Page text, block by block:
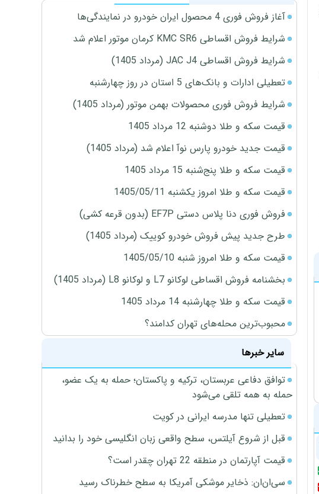
آغاز فروش فوری 4 محصول ایران خودرو در نمایندگی‌ها
شرایط فروش اقساطی KMC SR6 کرمان موتور اعلام شد
شرایط فروش اقساطی JAC J4 (مرداد 1405)
تعطیلی ادارات و بانک‌های 5 استان در روز چهارشنبه
شرایط فروش فوری محصولات بهمن موتور (مرداد 1405)
قیمت سکه و طلا دوشنبه 12 مرداد 1405
قیمت جدید خودرو پارس نوآ اعلام شد (مرداد 1405)
قیمت سکه و طلا پنج‌شنبه 15 مرداد 1405
قیمت سکه و طلا امروز یکشنبه 1405/05/11
فروش فوری دنا پلاس دستی EF7P (بدون قرعه کشی)
طرح جدید پیش فروش خودرو کوییک (مرداد 1405)
قیمت سکه و طلا امروز شنبه 1405/05/10
بخشنامه فروش اقساطی لوکانو L7 و لوکانو L8 (مرداد 1405)
قیمت سکه و طلا چهارشنبه 14 مرداد 1405
محبوب‌ترین محله‌های تهران کدامند؟
سایر خبرها
توافق دفاعی عربستان، ترکیه و پاکستان؛ حمله به یک عضو،
حمله به همه تلقی می‌شود
تعطیلی تنها مدرسه ایرانی در کویت
قبل از شروع آیلتس، سطح واقعی زبان انگلیسی خود را بدانید
قیمت آپارتمان در منطقه 22 تهران چقدر است؟
سی‌ان‌ان: ذخایر موشکی آمریکا به سطح خطرناک رسید